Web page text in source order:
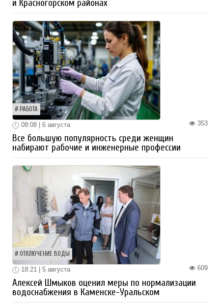
и Красногорском районах
РАБОТА
353
08:08 | 6 августа
Все большую популярность среди женщин
набирают рабочие и инженерные профессии
ОТКЛЮЧЕНИЕ ВОДЫ
609
18:21 | 5 августа
Алексей Шмыков оценил меры по нормализации
водоснабжения в Каменске-Уральском